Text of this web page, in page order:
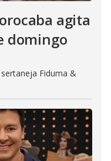
agita
domingo
Fiduma &